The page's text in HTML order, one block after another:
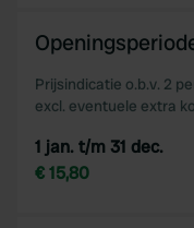
Prijsindicatie o.b.v. 2
excl. eventuele extra
1 jan. t/m 31 dec.
€ 15,80